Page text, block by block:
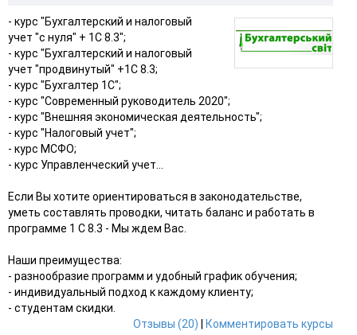
- курс "Бухгалтерский и налоговый
учет "с нуля" + 1С 8.3";
- курс "Бухгалтерский и налоговый
учет "продвинутый" +1С 8.3;
- курс "Бухгалтер 1С";
- курс "Современный руководитель 2020";
- курс "Внешняя экономическая деятельность";
- курс "Налоговый учет";
- курс МСФО;
- курс Управленческий учет...
Если Вы хотите ориентироваться в законодательстве,
уметь составлять проводки, читать баланс и работать в
программе 1 С 8.3 - Мы ждем Вас.
Наши преимущества:
- разнообразие программ и удобный график обучения;
- индивидуальный подход к каждому клиенту;
- студентам скидки.
Отзывы (20)
Комментировать курсы